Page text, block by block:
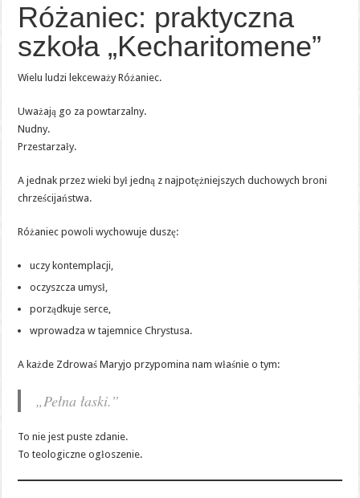
Różaniec: praktyczna
szkoła „Kecharitomene”
Wielu ludzi lekceważy Różaniec.
Uważają go za powtarzalny.
Nudny.
Przestarzały.
A jednak przez wieki był jedną z najpotężniejszych duchowych broni
chrześcijaństwa.
Różaniec powoli wychowuje duszę:
uczy kontemplacji,
oczyszcza umysł,
porządkuje serce,
wprowadza w tajemnice Chrystusa.
A każde Zdrowaś Maryjo przypomina nam właśnie o tym:
„Pełna łaski.”
To nie jest puste zdanie.
To teologiczne ogłoszenie.